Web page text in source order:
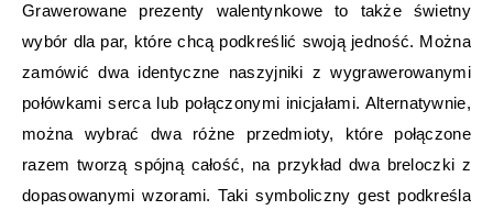
Grawerowane prezenty walentynkowe to także świetny
wybór dla par, które chcą podkreślić swoją jedność. Można
zamówić dwa identyczne naszyjniki z wygrawerowanymi
połówkami serca lub połączonymi inicjałami. Alternatywnie,
można wybrać dwa różne przedmioty, które połączone
razem tworzą spójną całość, na przykład dwa breloczki z
dopasowanymi wzorami. Taki symboliczny gest podkreśla